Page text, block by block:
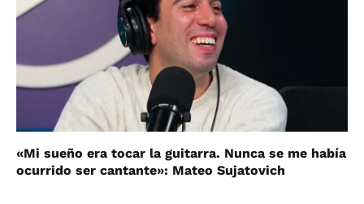
«Mi sueño era tocar la guitarra. Nunca se me había
ocurrido ser cantante»: Mateo Sujatovich